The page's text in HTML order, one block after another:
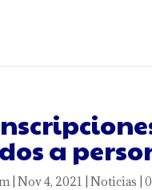
a
|Nov 4, 2021 |Noticias |